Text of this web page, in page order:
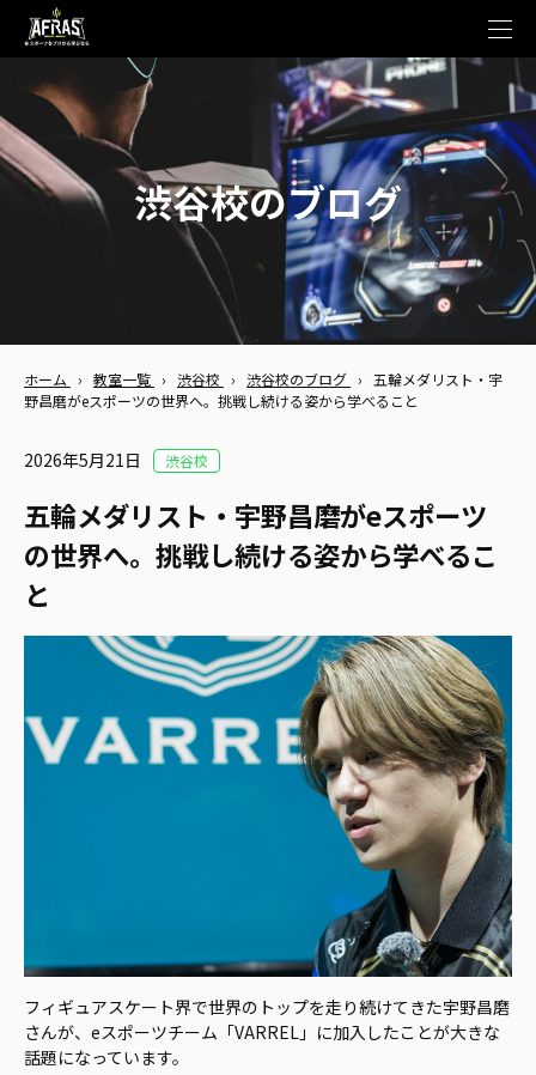
t
e
n
a
v
i
g
a
t
n
渋谷校のブログ
ホーム › 教室一覧 › 渋谷校 › 渋谷校のブログ ›
五輪メダリスト・宇
野昌磨がeスポーツの世界へ。挑戦し続ける姿から学べること
2026年5月21日 渋谷校
五輪メダリスト・宇野昌磨がeスポーツ
の世界へ。挑戦し続ける姿から学べるこ
と
フィギュアスケート界で世界のトップを走り続けてきた宇野昌磨
さんが、eスポーツチーム「VARREL」に加入したことが大きな
話題になっています。